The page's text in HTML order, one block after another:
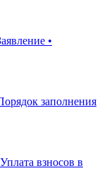
•
заполнения
взносов в